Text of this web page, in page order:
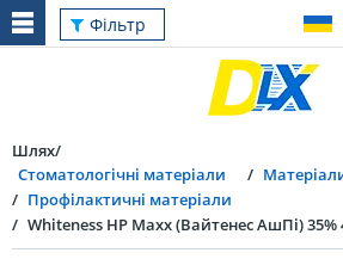
Фільтр
Шлях
Стоматологічні матеріали
Профілактичні матеріали
Whiteness HP Maxx (Вайтенес АшПі) 35%